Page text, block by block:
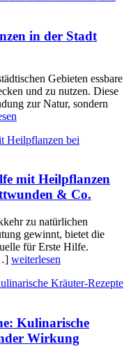
in der Stadt
Gebieten essbare
und zu nutzen. Diese
zur Natur, sondern
mit Heilpflanzen
& Co.
zu natürlichen
gewinnt, bietet die
für Erste Hilfe.
weiterlesen
Kulinarische
Wirkung